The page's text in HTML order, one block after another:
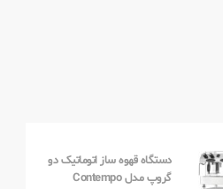
دستگاه قهوه ساز اتوماتیک دو
گروپ مدل Contempo